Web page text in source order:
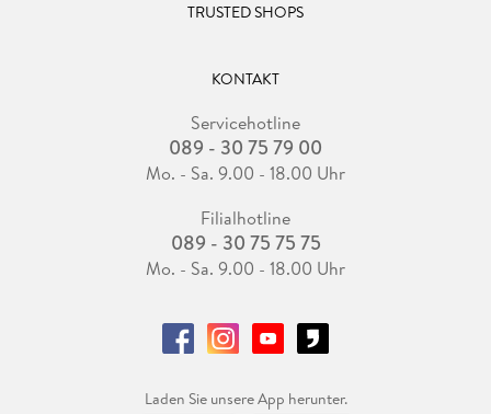
TRUSTED SHOPS
KONTAKT
Servicehotline
089 - 30 75 79 00
Mo. - Sa. 9.00 - 18.00 Uhr
Filialhotline
089 - 30 75 75 75
Mo. - Sa. 9.00 - 18.00 Uhr
Laden Sie unsere App herunter.